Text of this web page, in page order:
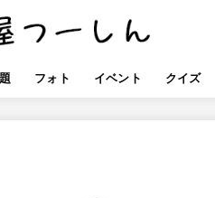
フォト イベント クイズ